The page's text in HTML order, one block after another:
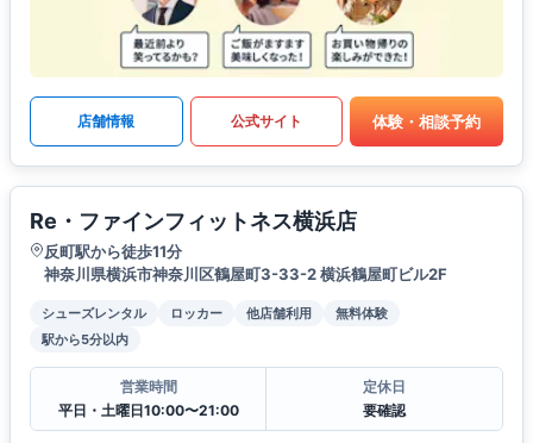
店舗情報 公式サイト 体験・相談予約
Re・ファインフィットネス横浜店
反町駅から徒歩11分
神奈川県横浜市神奈川区鶴屋町3-33-2 横浜鶴屋町ビル2F
シューズレンタル ロッカー 他店舗利用
無料体験
駅から5分以内
営業時間
平日・土曜日10:00〜21:00
定休日
要確認